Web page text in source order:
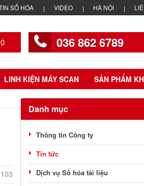
SỐ HÓA VIDEO HÀ NỘI
0 036 862 6789
LINH KIỆN MÁY SCAN SẢN PHẨM
Danh mục
Thông tin Công ty
Tin tức
Dịch vụ Số hóa tài liệu